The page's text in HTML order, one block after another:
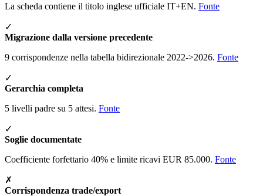
La scheda contiene il titolo inglese ufficiale IT+EN. Fonte
✓
Migrazione dalla versione precedente
9 corrispondenze nella tabella bidirezionale 2022->2026. Fonte
✓
Gerarchia completa
5 livelli padre su 5 attesi. Fonte
✓
Soglie documentate
Coefficiente forfettario 40% e limite ricavi EUR 85.000. Fonte
✗
Corrispondenza trade/export